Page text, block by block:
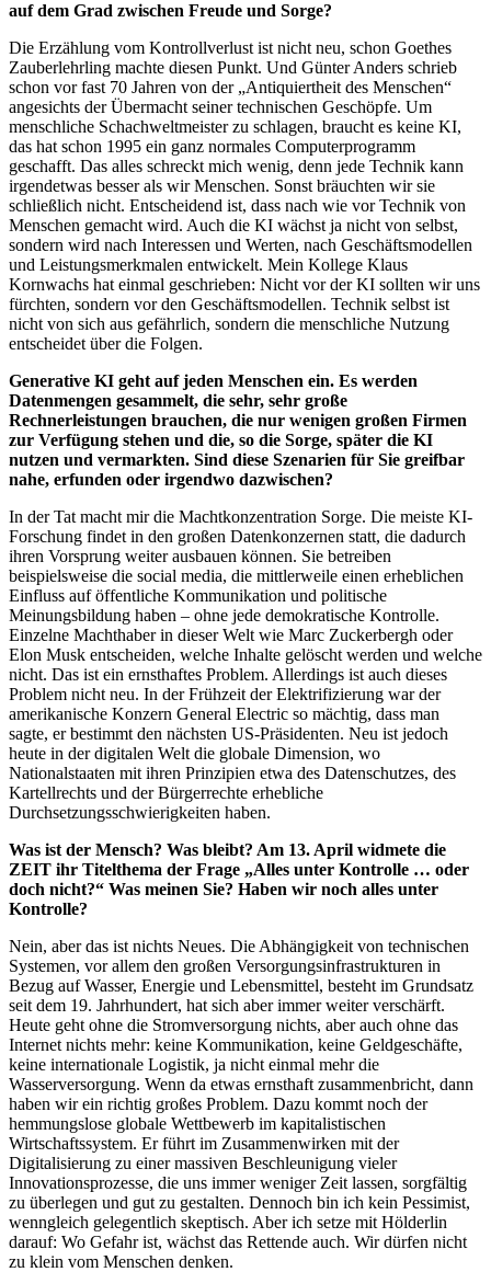
auf dem Grad zwischen Freude und Sorge?
Die Erzählung vom Kontrollverlust ist nicht neu, schon Goethes
Zauberlehrling machte diesen Punkt. Und Günter Anders schrieb
schon vor fast 70 Jahren von der „Antiquiertheit des Menschen“
angesichts der Übermacht seiner technischen Geschöpfe. Um
menschliche Schachweltmeister zu schlagen, braucht es keine KI,
das hat schon 1995 ein ganz normales Computerprogramm
geschafft. Das alles schreckt mich wenig, denn jede Technik kann
irgendetwas besser als wir Menschen. Sonst bräuchten wir sie
schließlich nicht. Entscheidend ist, dass nach wie vor Technik von
Menschen gemacht wird. Auch die KI wächst ja nicht von selbst,
sondern wird nach Interessen und Werten, nach Geschäftsmodellen
und Leistungsmerkmalen entwickelt. Mein Kollege Klaus
Kornwachs hat einmal geschrieben: Nicht vor der KI sollten wir uns
fürchten, sondern vor den Geschäftsmodellen. Technik selbst ist
nicht von sich aus gefährlich, sondern die menschliche Nutzung
entscheidet über die Folgen.
Generative KI geht auf jeden Menschen ein. Es werden
Datenmengen gesammelt, die sehr, sehr große
Rechnerleistungen brauchen, die nur wenigen großen Firmen
zur Verfügung stehen und die, so die Sorge, später die KI
nutzen und vermarkten. Sind diese Szenarien für Sie greifbar
nahe, erfunden oder irgendwo dazwischen?
In der Tat macht mir die Machtkonzentration Sorge. Die meiste KI-
Forschung findet in den großen Datenkonzernen statt, die dadurch
ihren Vorsprung weiter ausbauen können. Sie betreiben
beispielsweise die social media, die mittlerweile einen erheblichen
Einfluss auf öffentliche Kommunikation und politische
Meinungsbildung haben – ohne jede demokratische Kontrolle.
Einzelne Machthaber in dieser Welt wie Marc Zuckerbergh oder
Elon Musk entscheiden, welche Inhalte gelöscht werden und welche
nicht. Das ist ein ernsthaftes Problem. Allerdings ist auch dieses
Problem nicht neu. In der Frühzeit der Elektrifizierung war der
amerikanische Konzern General Electric so mächtig, dass man
sagte, er bestimmt den nächsten US-Präsidenten. Neu ist jedoch
heute in der digitalen Welt die globale Dimension, wo
Nationalstaaten mit ihren Prinzipien etwa des Datenschutzes, des
Kartellrechts und der Bürgerrechte erhebliche
Durchsetzungsschwierigkeiten haben.
Was ist der Mensch? Was bleibt? Am 13. April widmete die
ZEIT ihr Titelthema der Frage „Alles unter Kontrolle … oder
doch nicht?“ Was meinen Sie? Haben wir noch alles unter
Kontrolle?
Nein, aber das ist nichts Neues. Die Abhängigkeit von technischen
Systemen, vor allem den großen Versorgungsinfrastrukturen in
Bezug auf Wasser, Energie und Lebensmittel, besteht im Grundsatz
seit dem 19. Jahrhundert, hat sich aber immer weiter verschärft.
Heute geht ohne die Stromversorgung nichts, aber auch ohne das
Internet nichts mehr: keine Kommunikation, keine Geldgeschäfte,
keine internationale Logistik, ja nicht einmal mehr die
Wasserversorgung. Wenn da etwas ernsthaft zusammenbricht, dann
haben wir ein richtig großes Problem. Dazu kommt noch der
hemmungslose globale Wettbewerb im kapitalistischen
Wirtschaftssystem. Er führt im Zusammenwirken mit der
Digitalisierung zu einer massiven Beschleunigung vieler
Innovationsprozesse, die uns immer weniger Zeit lassen, sorgfältig
zu überlegen und gut zu gestalten. Dennoch bin ich kein Pessimist,
wenngleich gelegentlich skeptisch. Aber ich setze mit Hölderlin
darauf: Wo Gefahr ist, wächst das Rettende auch. Wir dürfen nicht
zu klein vom Menschen denken.